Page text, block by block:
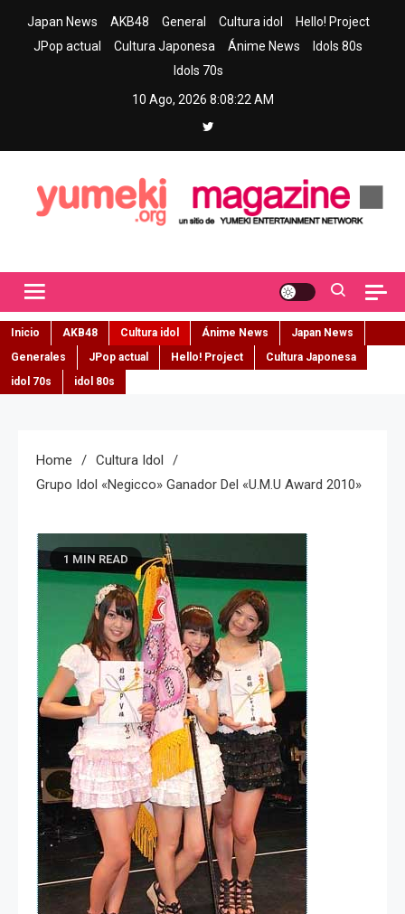
Japan News AKB48 General Cultura idol
Hello! Project
JPop actual
Cultura Japonesa Ánime News
Idols 80s
Idols 70s
10 Ago, 2026 8:08:23 AM
Inicio AKB48 Cultura idol Ánime News
Japan News
Generales
JPop actual Hello! Project
Cultura Japonesa
idol 70s
idol 80s
Home
Cultura Idol
Grupo Idol «Negicco» Ganador Del «U.M.U Award 2010»
1 MIN READ